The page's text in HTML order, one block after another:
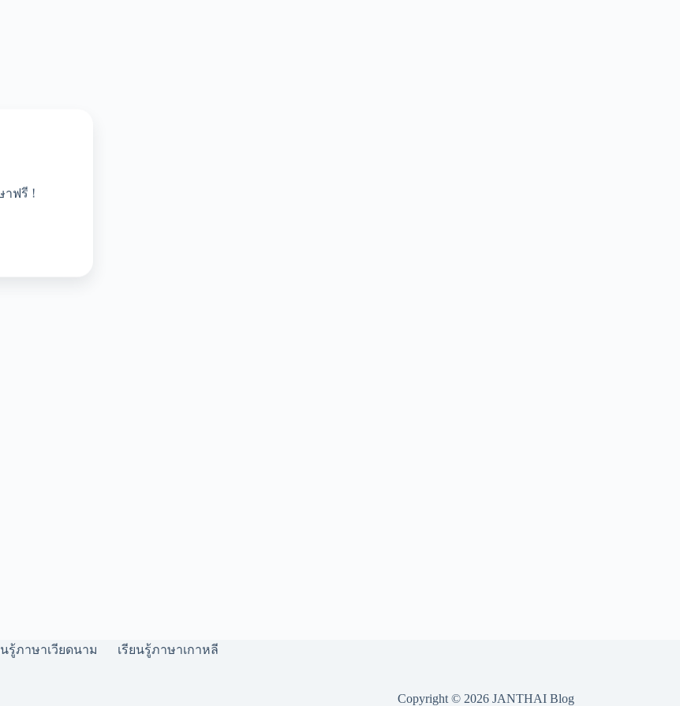
าฟรี !
นรู้ภาษาเวียดนาม เรียนรู้ภาษาเกาหลี
Copyright © 2026 JANTHAI Blog